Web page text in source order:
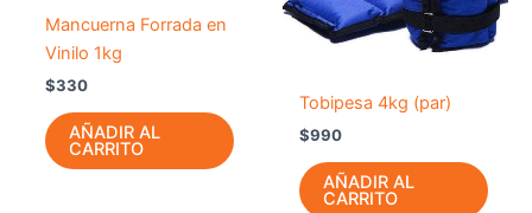
Mancuerna Forrada en
Vinilo 1kg
$330
AÑADIR AL
CARRITO
Tobipesa 4kg (par)
$990
AÑADIR AL
CARRITO